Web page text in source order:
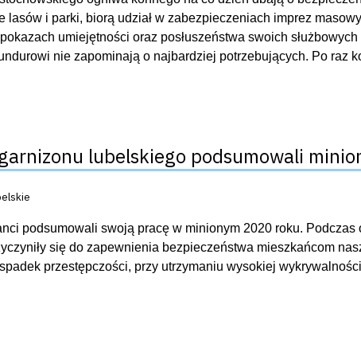
lasów i parki, biorą udział w zabezpieczeniach imprez
umiejętności oraz posłuszeństwa swoich
nie zapominają o najbardziej potrzebujących. Po raz
lubelskiego podsumowali
podsumowali swoją pracę w minionym 2020 roku.
się do zapewnienia bezpieczeństwa mieszkańcom
przestępczości, przy utrzymaniu wysokiej